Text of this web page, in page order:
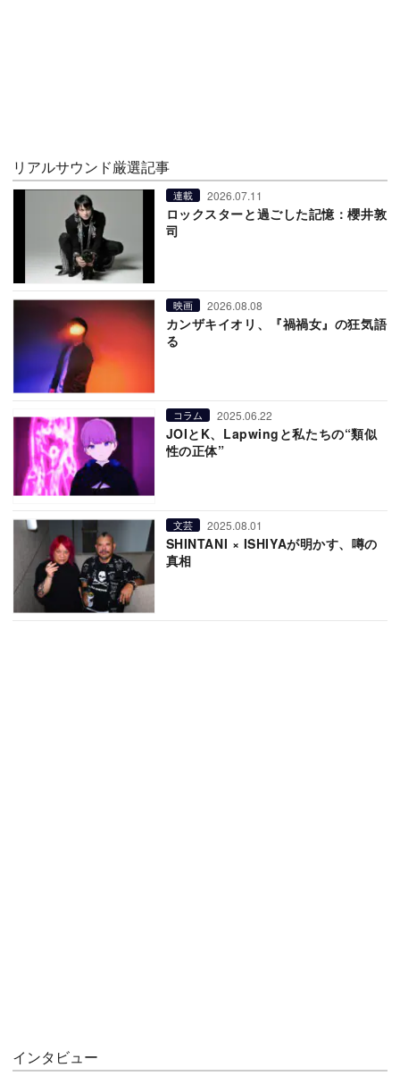
リアルサウンド厳選記事
連載 2026.07.11
ロックスターと過ごした記憶：櫻井敦
司
映画 2026.08.08
カンザキイオリ、『禍禍女』の狂気語
る
コラム 2025.06.22
JOIとK、Lapwingと私たちの“類似
性の正体”
文芸 2025.08.01
SHINTANI × ISHIYAが明かす、噂の
真相
インタビュー